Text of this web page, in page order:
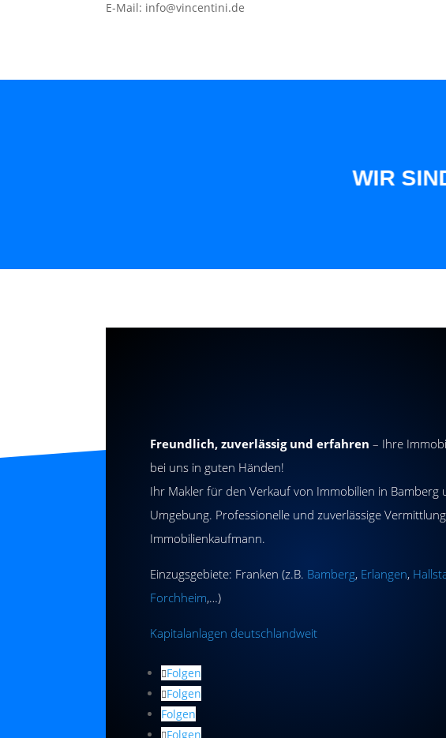
E-Mail: info@vincentini.de
WIR SIND
Freundlich, zuverlässig und erfahren – Ihre
bei uns in guten Händen!
Ihr Makler für den Verkauf von Immobilien in Bamberg
Umgebung. Professionelle und zuverlässige
Immobilienkaufmann.
Einzugsgebiete: Franken (z.B. Bamberg, Erlangen,
Forchheim,…)
Kapitalanlagen deutschlandweit
Folgen
Folgen
Folgen
Folgen